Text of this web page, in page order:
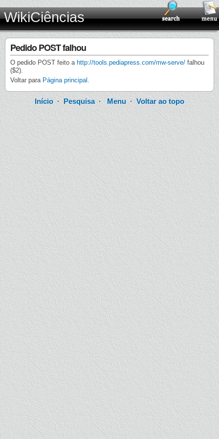
WikiCiências
Pedido POST falhou
O pedido POST feito a http://tools.pediapress.com/mw-serve/ falhou
($2).
Voltar para Página principal .
Início·Pesquisa· Menu· Voltar ao topo